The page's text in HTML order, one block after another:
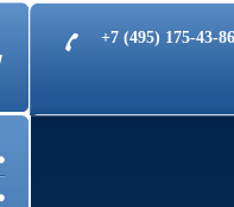
+7 (495) 175-43-